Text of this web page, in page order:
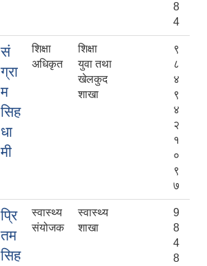
8
4
सं
ग्रा
म
सिह
धा
मी
शिक्षा
अधिकृत
शिक्षा
युवा तथा
खेलकुद
शाखा
९
८
४
९
४
२
१
०
९
७
प्रि
तम
सिह
स्वास्थ्य
संयोजक
स्वास्थ्य
शाखा
9
8
4
8